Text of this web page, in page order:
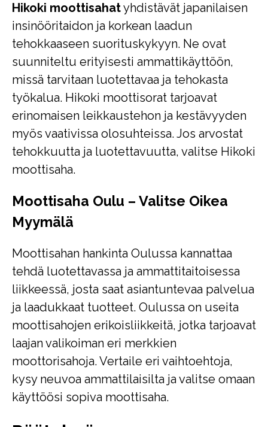
Hikoki moottisahatyhdistävät japanilaisen
insinööritaidon ja korkean laadun
tehokkaaseen suorituskykyyn. Ne ovat
suunniteltu erityisesti ammattikäyttöön,
missä tarvitaan luotettavaa ja tehokasta
työkalua. Hikoki moottisorat tarjoavat
erinomaisen leikkaustehon ja kestävyyden
myös vaativissa olosuhteissa. Jos arvostat
tehokkuutta ja luotettavuutta, valitse Hikoki
moottisaha.
Moottisaha Oulu – Valitse Oikea
Myymälä
Moottisahan hankinta Oulussa kannattaa
tehdä luotettavassa ja ammattitaitoisessa
liikkeessä, josta saat asiantuntevaa palvelua
ja laadukkaat tuotteet. Oulussa on useita
moottisahojen erikoisliikkeitä, jotka tarjoavat
laajan valikoiman eri merkkien
moottorisahoja. Vertaile eri vaihtoehtoja,
kysy neuvoa ammattilaisilta ja valitse omaan
käyttöösi sopiva moottisaha.